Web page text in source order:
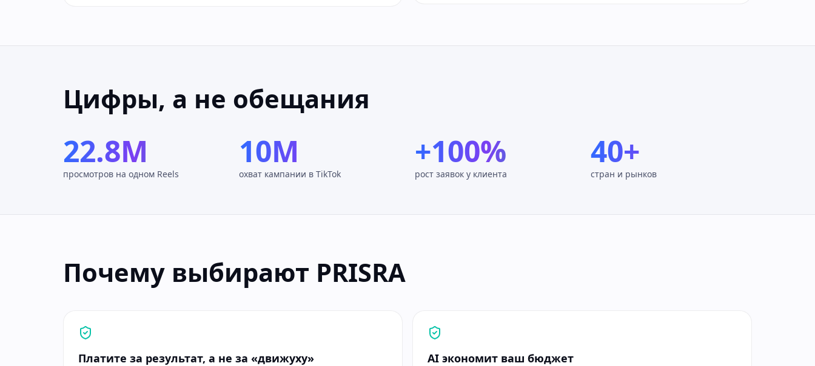
Цифры, а не обещания
22.8M
просмотров на одном Reels
10M
охват кампании в TikTok
+100%
рост заявок у клиента
40+
стран и рынков
Почему выбирают PRISRA
Платите за результат, а не за «движуху» AI экономит ваш бюджет